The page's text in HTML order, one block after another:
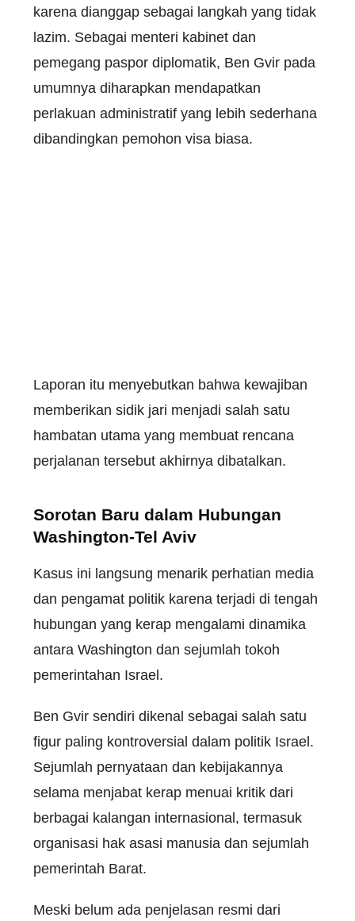
karena dianggap sebagai langkah yang tidak
lazim. Sebagai menteri kabinet dan
pemegang paspor diplomatik, Ben Gvir pada
umumnya diharapkan mendapatkan
perlakuan administratif yang lebih sederhana
dibandingkan pemohon visa biasa.
Laporan itu menyebutkan bahwa kewajiban
memberikan sidik jari menjadi salah satu
hambatan utama yang membuat rencana
perjalanan tersebut akhirnya dibatalkan.
Sorotan Baru dalam Hubungan
Washington-Tel Aviv
Kasus ini langsung menarik perhatian media
dan pengamat politik karena terjadi di tengah
hubungan yang kerap mengalami dinamika
antara Washington dan sejumlah tokoh
pemerintahan Israel.
Ben Gvir sendiri dikenal sebagai salah satu
figur paling kontroversial dalam politik Israel.
Sejumlah pernyataan dan kebijakannya
selama menjabat kerap menuai kritik dari
berbagai kalangan internasional, termasuk
organisasi hak asasi manusia dan sejumlah
pemerintah Barat.
Meski belum ada penjelasan resmi dari